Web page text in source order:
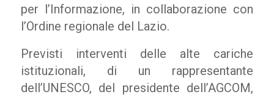
per l’Informazione, in collaborazione con
l’Ordine regionale del Lazio.
Previsti interventi delle alte cariche
istituzionali, di un rappresentante
dell’UNESCO, del presidente dell’AGCOM,